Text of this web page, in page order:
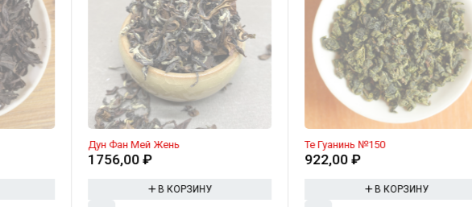
Дун Фан Мей Жень
1756,00₽
В КОРЗИНУ
Те Гуанинь №150
922,00₽
В КОРЗИНУ